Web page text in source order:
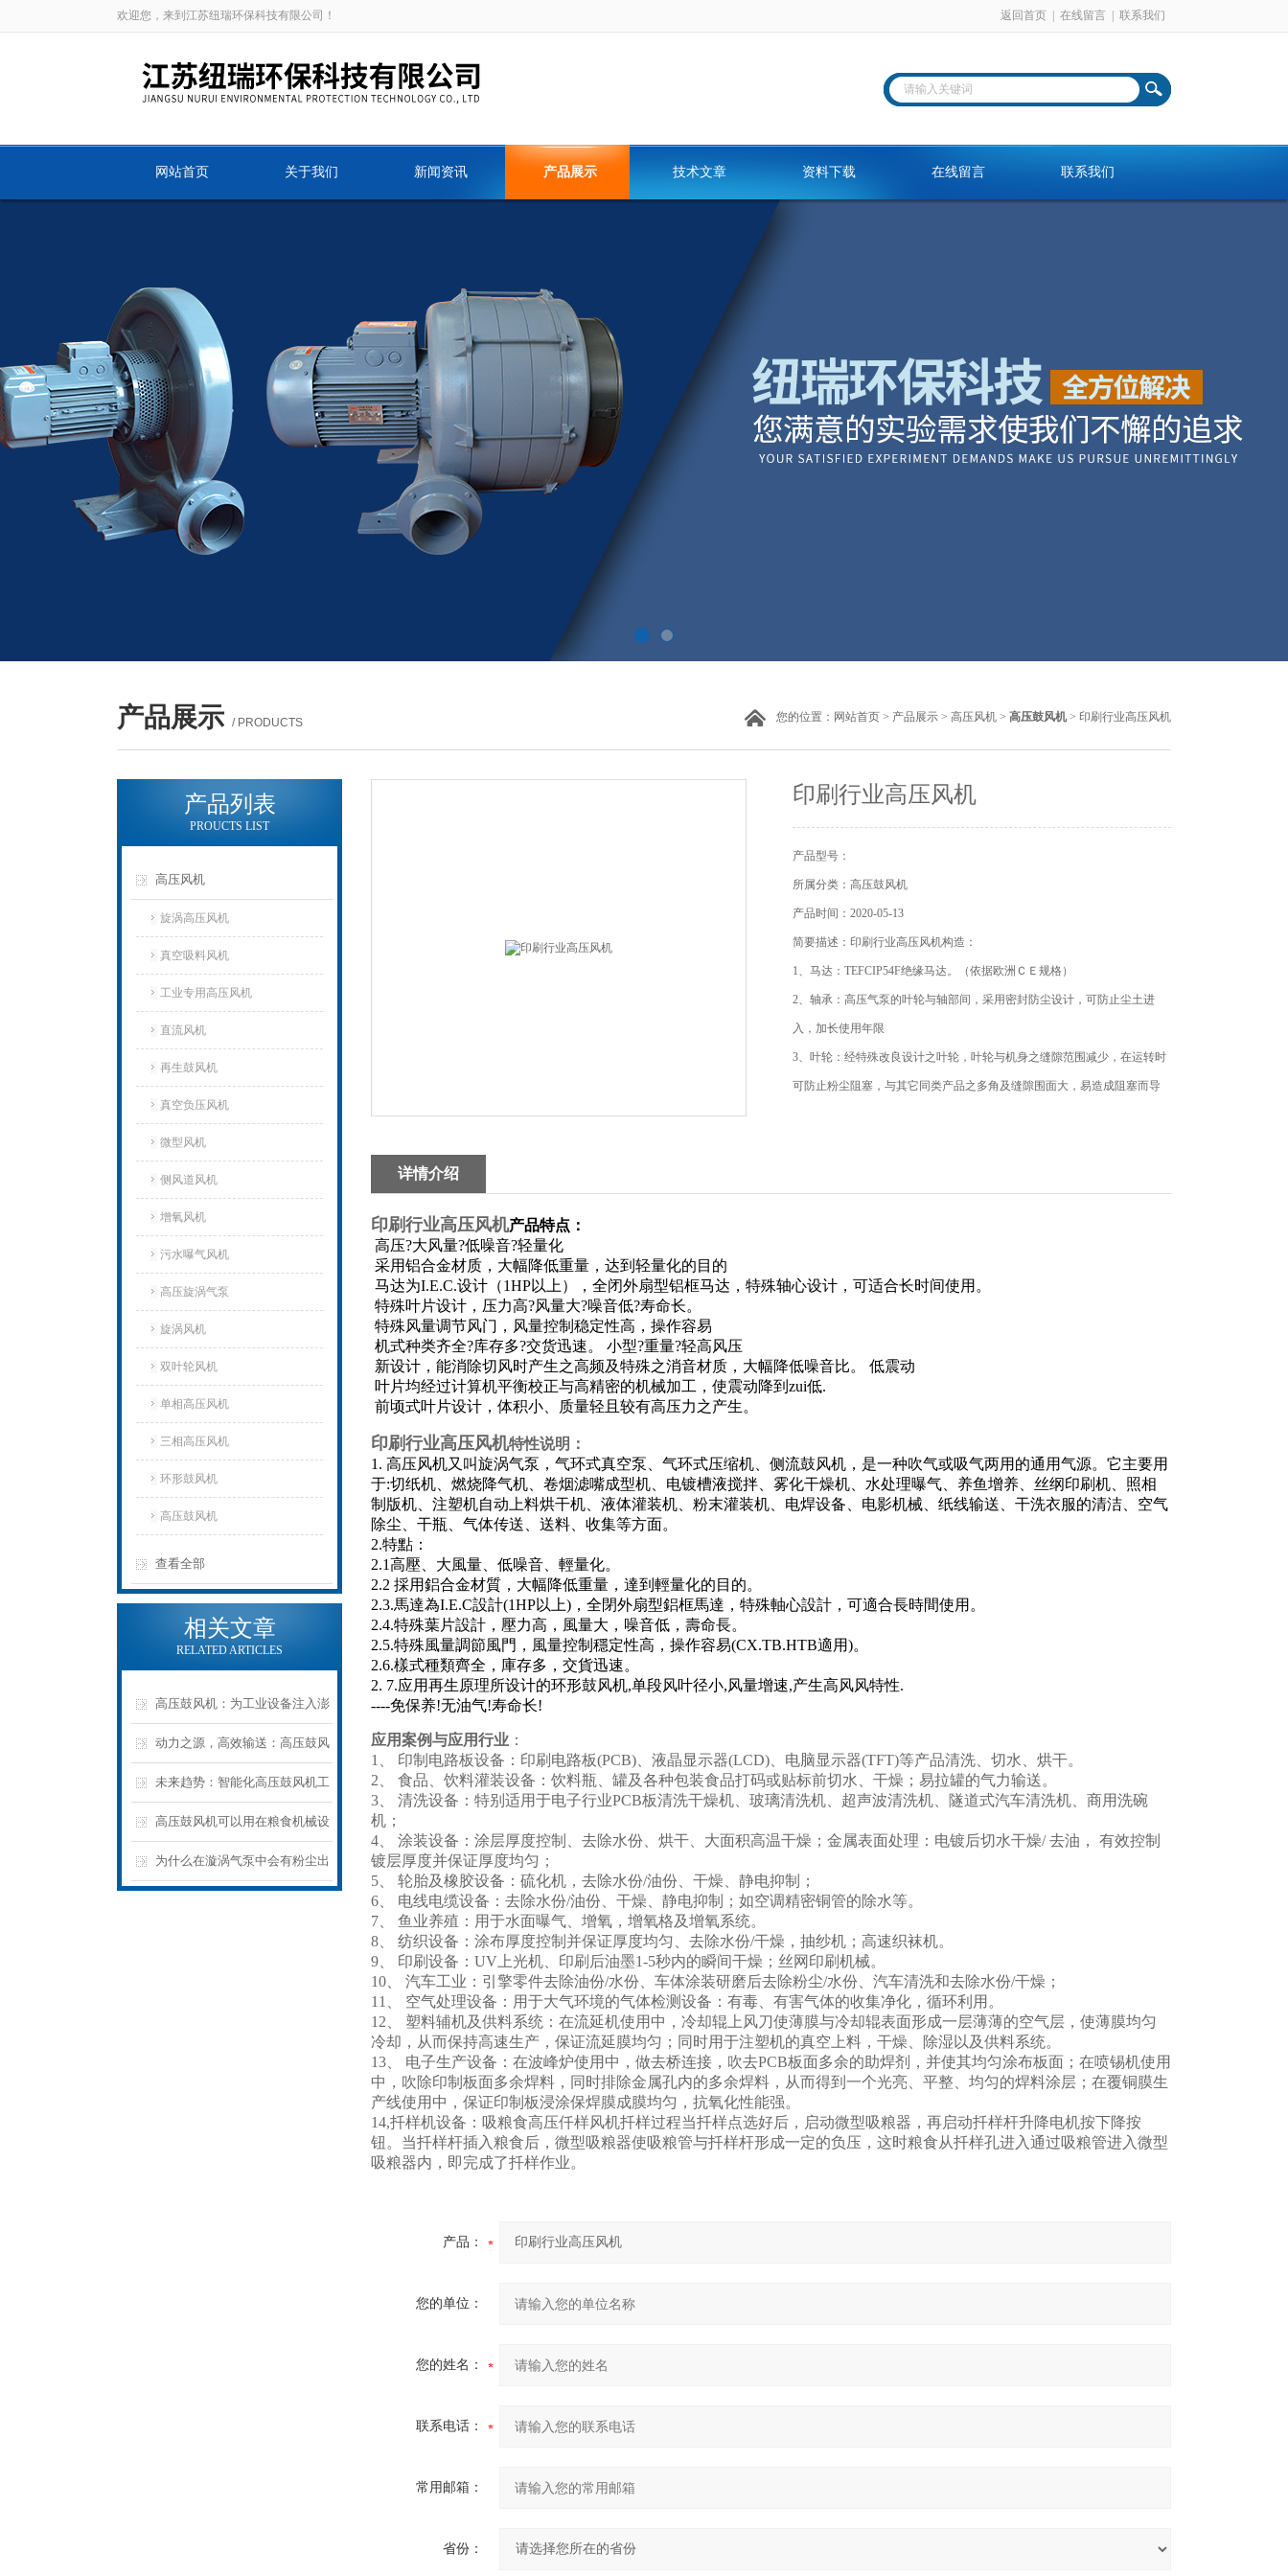
欢迎您，来到江苏纽瑞环保科技有限公司！ 返回首页 在线留言 联系我们
网站首页 关于我们 新闻资讯 产品展示 技术文章 资料下载 在线留言 联系我们
产品展示 / PRODUCTS 您的位置： 网站首页 > 产品展示 > 高压风机 > 高压鼓风机 > 印刷行业高压风机
产品列表
PROUCTS LIST
高压风机
旋涡高压风机
真空吸料风机
工业专用高压风机
直流风机
再生鼓风机
真空负压风机
微型风机
侧风道风机
增氧风机
污水曝气风机
高压旋涡气泵
旋涡风机
双叶轮风机
单相高压风机
三相高压风机
环形鼓风机
高压鼓风机
查看全部
相关文章
RELATED ARTICLES
高压鼓风机：为工业设备注入澎
湃“气”力，推动生产效率再上新
台阶
动力之源，高效输送：高压鼓风
机在工业领域的优表现
未来趋势：智能化高压鼓风机工
业自动化新篇章
高压鼓风机可以用在粮食机械设
备上吗？
为什么在漩涡气泵中会有粉尘出
印刷行业高压风机
产品型号：
所属分类：高压鼓风机
产品时间：2020-05-13
简要描述：印刷行业高压风机构造：
1、马达：TEFCIP54F绝缘马达。（依据欧洲ＣＥ规格）
2、轴承：高压气泵的叶轮与轴部间，采用密封防尘设计，可防止尘土进
入，加长使用年限
3、叶轮：经特殊改良设计之叶轮，叶轮与机身之缝隙范围减少，在运转时
可防止粉尘阻塞，与其它同类产品之多角及缝隙围面大，易造成阻塞而导
详情介绍
印刷行业高压风机产品特点：
高压?大风量?低噪音?轻量化
采用铝合金材质，大幅降低重量，达到轻量化的目的
马达为I.E.C.设计（1HP以上），全闭外扇型铝框马达，特殊轴心设计，可适合长时间使用。
特殊叶片设计，压力高?风量大?噪音低?寿命长。
特殊风量调节风门，风量控制稳定性高，操作容易
机式种类齐全?库存多?交货迅速。 小型?重量?轻高风压
新设计，能消除切风时产生之高频及特殊之消音材质，大幅降低噪音比。 低震动
叶片均经过计算机平衡校正与高精密的机械加工，使震动降到zui低.
前顷式叶片设计，体积小、质量轻且较有高压力之产生。
印刷行业高压风机特性说明：
1. 高压风机又叫旋涡气泵，气环式真空泵、气环式压缩机、侧流鼓风机，是一种吹气或吸气两用的通用气源。它主要用
于:切纸机、燃烧降气机、卷烟滤嘴成型机、电镀槽液搅拌、雾化干燥机、水处理曝气、养鱼增养、丝纲印刷机、照相
制版机、注塑机自动上料烘干机、液体灌装机、粉末灌装机、电焊设备、电影机械、纸线输送、干洗衣服的清洁、空气
除尘、干瓶、气体传送、送料、收集等方面。
2.特點：
2.1高壓、大風量、低噪音、輕量化。
2.2 採用鋁合金材質，大幅降低重量，達到輕量化的目的。
2.3.馬達為I.E.C設計(1HP以上)，全閉外扇型鋁框馬達，特殊軸心設計，可適合長時間使用。
2.4.特殊葉片設計，壓力高，風量大，噪音低，壽命長。
2.5.特殊風量調節風門，風量控制穩定性高，操作容易(CX.TB.HTB適用)。
2.6.樣式種類齊全，庫存多，交貨迅速。
2. 7.应用再生原理所设计的环形鼓风机,单段风叶径小,风量增速,产生高风风特性.
----免保养!无油气!寿命长!
应用案例与应用行业 ：
1、 印制电路板设备：印刷电路板(PCB)、液晶显示器(LCD)、电脑显示器(TFT)等产品清洗、切水、烘干。
2、 食品、饮料灌装设备：饮料瓶、罐及各种包装食品打码或贴标前切水、干燥；易拉罐的气力输送。
3、 清洗设备：特别适用于电子行业PCB板清洗干燥机、玻璃清洗机、超声波清洗机、隧道式汽车清洗机、商用洗碗
机；
4、 涂装设备：涂层厚度控制、去除水份、烘干、大面积高温干燥；金属表面处理：电镀后切水干燥/ 去油， 有效控制
镀层厚度并保证厚度均匀；
5、 轮胎及橡胶设备：硫化机，去除水份/油份、干燥、静电抑制；
6、 电线电缆设备：去除水份/油份、干燥、静电抑制；如空调精密铜管的除水等。
7、 鱼业养殖：用于水面曝气、增氧，增氧格及增氧系统。
8、 纺织设备：涂布厚度控制并保证厚度均匀、去除水份/干燥，抽纱机；高速织袜机。
9、 印刷设备：UV上光机、印刷后油墨1-5秒内的瞬间干燥；丝网印刷机械。
10、 汽车工业：引擎零件去除油份/水份、车体涂装研磨后去除粉尘/水份、汽车清洗和去除水份/干燥；
11、 空气处理设备：用于大气环境的气体检测设备：有毒、有害气体的收集净化，循环利用。
12、 塑料辅机及供料系统：在流延机使用中，冷却辊上风刀使薄膜与冷却辊表面形成一层薄薄的空气层，使薄膜均匀
冷却，从而保持高速生产，保证流延膜均匀；同时用于注塑机的真空上料，干燥、除湿以及供料系统。
13、 电子生产设备：在波峰炉使用中，做去桥连接，吹去PCB板面多余的助焊剂，并使其均匀涂布板面；在喷锡机使用
中，吹除印制板面多余焊料，同时排除金属孔内的多余焊料，从而得到一个光亮、平整、均匀的焊料涂层；在覆铜膜生
产线使用中，保证印制板浸涂保焊膜成膜均匀，抗氧化性能强。
14,扦样机设备：吸粮食高压仟样风机扦样过程当扦样点选好后，启动微型吸粮器，再启动扦样杆升降电机按下降按
钮。当扦样杆插入粮食后，微型吸粮器使吸粮管与扦样杆形成一定的负压，这时粮食从扦样孔进入通过吸粮管进入微型
吸粮器内，即完成了扦样作业。
产品：
您的单位：
您的姓名：
联系电话：
常用邮箱：
省份：